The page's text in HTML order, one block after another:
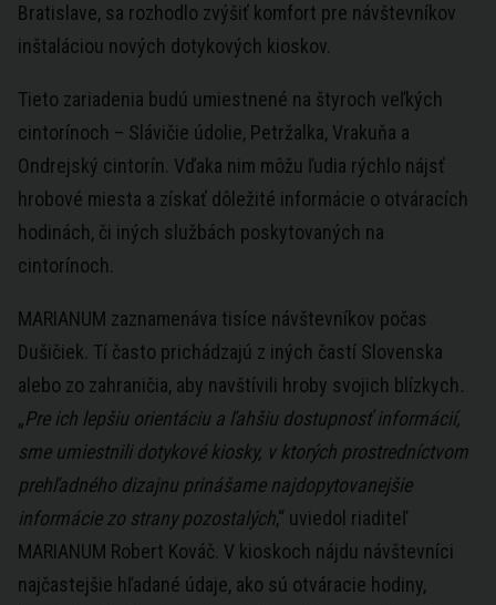
Bratislave, sa rozhodlo zvýšiť komfort pre návštevníkov
inštaláciou nových dotykových kioskov.
Tieto zariadenia budú umiestnené na štyroch veľkých
cintorínoch – Slávičie údolie, Petržalka, Vrakuňa a
Ondrejský cintorín. Vďaka nim môžu ľudia rýchlo nájsť
hrobové miesta a získať dôležité informácie o otváracích
hodinách, či iných službách poskytovaných na
cintorínoch.
MARIANUM zaznamenáva tisíce návštevníkov počas
Dušičiek. Tí často prichádzajú z iných častí Slovenska
alebo zo zahraničia, aby navštívili hroby svojich blízkych.
„Pre ich lepšiu orientáciu a ľahšiu dostupnosť informácií,
sme umiestnili dotykové kiosky, v ktorých prostredníctvom
prehľadného dizajnu prinášame najdopytovanejšie
informácie zo strany pozostalých,“ uviedol riaditeľ
MARIANUM Robert Kováč. V kioskoch nájdu návštevníci
najčastejšie hľadané údaje, ako sú otváracie hodiny,